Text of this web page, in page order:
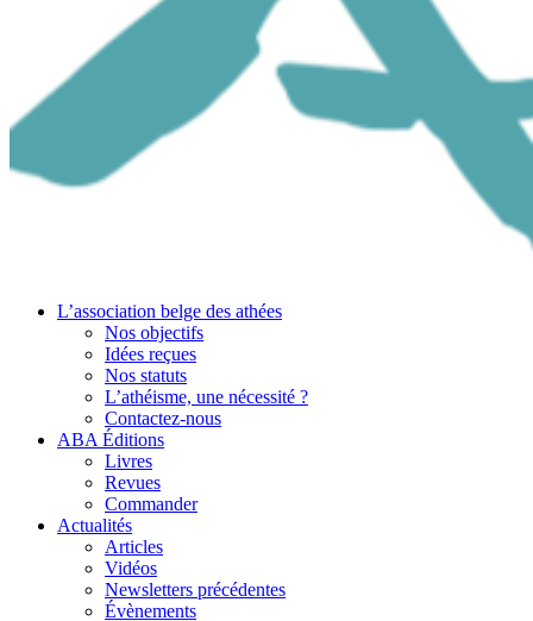
L’association belge des athées
Nos objectifs
Idées reçues
Nos statuts
L’athéisme, une nécessité ?
Contactez-nous
ABA Éditions
Livres
Revues
Commander
Actualités
Articles
Vidéos
Newsletters précédentes
Évènements